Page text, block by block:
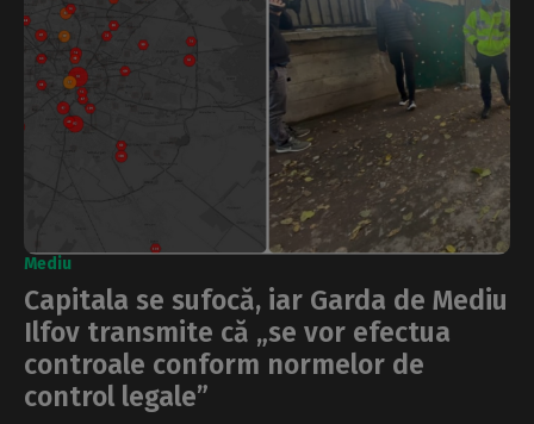
Mediu
Capitala se sufocă, iar Garda de Mediu
Ilfov transmite că „se vor efectua
controale conform normelor de
control legale”